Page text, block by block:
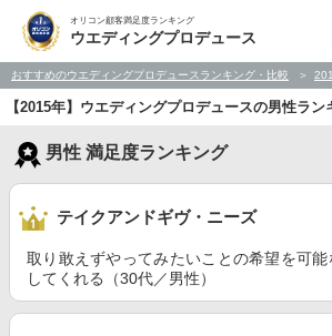
オリコン顧客満足度ランキング
ウエディングプロデュース
おすすめのウエディングプロデュースランキング・比較
【2015年】ウエディングプロデュースの男性ラン
男性 満足度ランキング
テイクアンドギヴ・ニーズ
取り敢えずやってみたいことの希望を可能
してくれる（30代／男性）